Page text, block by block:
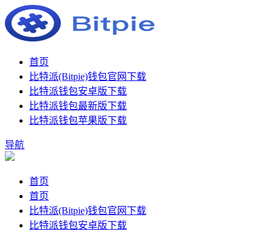
首页
比特派(Bitpie)钱包官网下载
比特派钱包安卓版下载
比特派钱包最新版下载
比特派钱包苹果版下载
导航
首页
首页
比特派(Bitpie)钱包官网下载
比特派钱包安卓版下载